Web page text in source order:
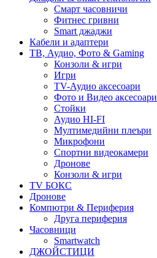
Смарт часовничи
Фитнес гривни
Smart джаджи
Кабели и адаптери
ТВ, Аудио, Фото & Gaming
Конзоли & игри
Игри
TV-Аудио аксесоари
Фото и Видео аксесоари
Стойки
Аудио HI-FI
Мултимедийни плеъри
Микрофони
Спортни видеокамери
Дронове
Конзоли & игри
TV БОКС
Дронове
Компютри & Периферия
Друга периферия
Часовници
Smartwatch
ДЖОЙСТИЦИ